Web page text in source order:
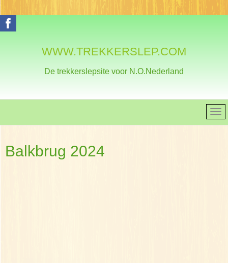
WWW.TREKKERSLEP.COM
De trekkerslepsite voor N.O.Nederland
Balkbrug 2024